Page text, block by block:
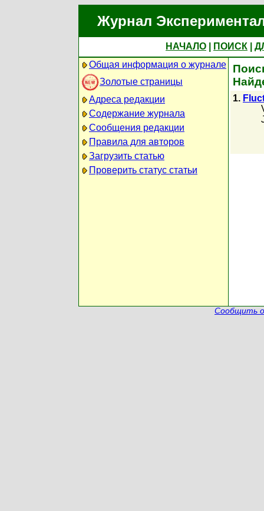
Журнал
НАЧАЛО ПОИСК
Общая информация о журнале
Золотые страницы
Адреса редакции
Содержание журнала
Сообщения редакции
Правила для авторов
Загрузить статью
Проверить статус статьи
1.
Сообщить о